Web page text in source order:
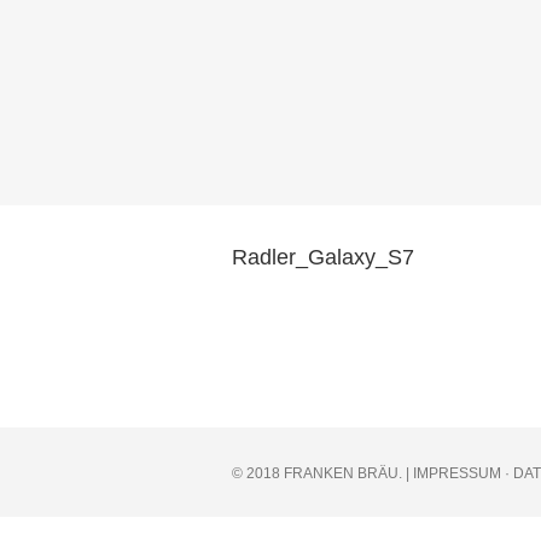
Radler_Galaxy_S7
© 2018 FRANKEN BRÄU. | IMPRESSUM ·